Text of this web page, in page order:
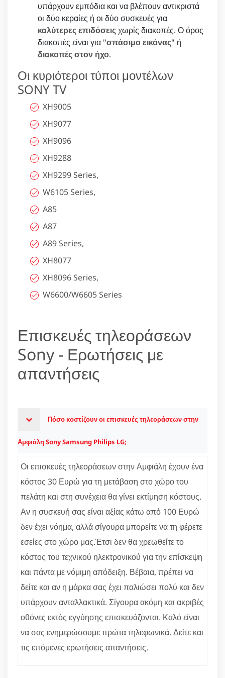
υπάρχουν εμπόδια και να βλέπουν αντικριστά
οι δύο κεραίες ή οι δύο συσκευές για
καλύτερες επιδόσειςχωρίς διακοπές. Ο όρος
διακοπές είναι για "σπάσιμο εικόνας" ή
διακοπές στον ήχο.
Οι κυριότεροι τύποι μοντέλων
SONY TV
XH9005
XH9077
XH9096
XH9288
XH9299 Series,
W6105 Series,
A85
A87
A89 Series,
XH8077
XH8096 Series,
W6600/W6605 Series
Επισκευές τηλεοράσεων
Sony - Ερωτήσεις με
απαντήσεις
Πόσο κοστίζουν οι επισκευές τηλεοράσεων στην
Αμφιάλη Sony Samsung Philips LG;
Οι επισκευές τηλεοράσεων στην Αμφιάλη έχουν ένα
κόστος 30 Ευρώ για τη μετάβαση στο χώρο του
πελάτη και στη συνέχεια θα γίνει εκτίμηση κόστους.
Αν η συσκευή σας είναι αξίας κάτω από 100 Ευρώ
δεν έχει νόημα, αλλά σίγουρα μπορείτε να τη φέρετε
εσείες στο χώρο μας.Έτσι δεν θα χρεωθείτε το
κόστος του τεχνικού ηλεκτρονικού για την επίσκεψη
και πάντα με νόμιμη απόδειξη. Βέβαια, πρέπει να
δείτε και αν η μάρκα σας έχει παλιώσει πολύ και δεν
υπάρχουν ανταλλακτικά. Σίγουρα ακόμη και ακριβές
οθόνες εκτός εγγύησης επισκευάζονται. Καλό είναι
να σας ενημερώσουμε πρώτα τηλεφωνικά. Δείτε και
τις επόμενες ερωτήσεις απαντήσεις.